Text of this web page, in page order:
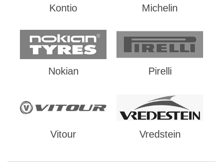
Kontio Michelin
Nokian Pirelli
Vitour Vredstein